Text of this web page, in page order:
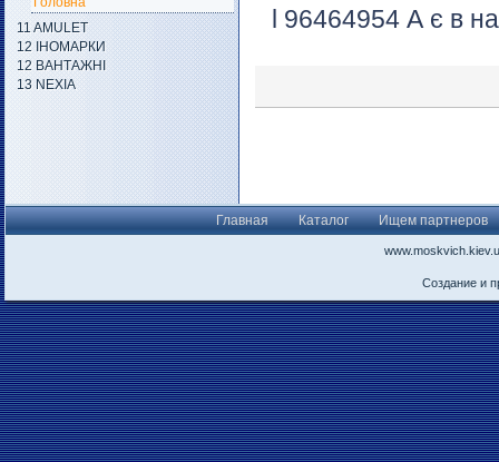
l 96464954 А є в
11 AMULET
12 ІНОМАРКИ
12 ВАНТАЖНІ
13 NEXIA
Главная Каталог Ищем партнеров
Создание и